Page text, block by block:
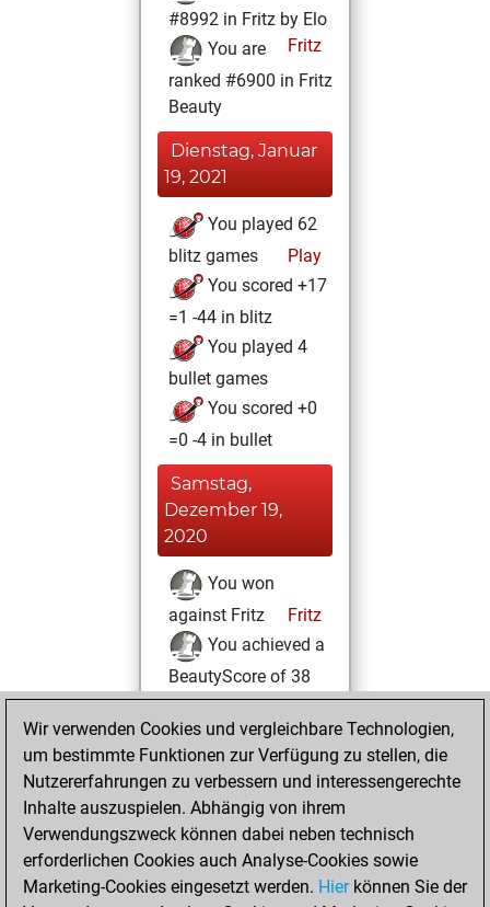
#8992 in Fritz by Elo
Fritz
You are
ranked #6900 in Fritz
Beauty
Dienstag, Januar
19, 2021
You played 62
blitz games
Play
You scored +17
=1 -44 in blitz
You played 4
bullet games
You scored +0
=0 -4 in bullet
Samstag,
Dezember 19,
2020
You won
against Fritz
Fritz
You achieved a
BeautyScore of 38
You achieved a
new Elo of 1601
You created
your Fritz account
Montag,
November 9, 2020
Wir verwenden Cookies und vergleichbare Technologien,
um bestimmte Funktionen zur Verfügung zu stellen, die
Nutzererfahrungen zu verbessern und interessengerechte
Inhalte auszuspielen. Abhängig von ihrem
Verwendungszweck können dabei neben technisch
erforderlichen Cookies auch Analyse-Cookies sowie
Marketing-Cookies eingesetzt werden. Hierkönnen Sie der